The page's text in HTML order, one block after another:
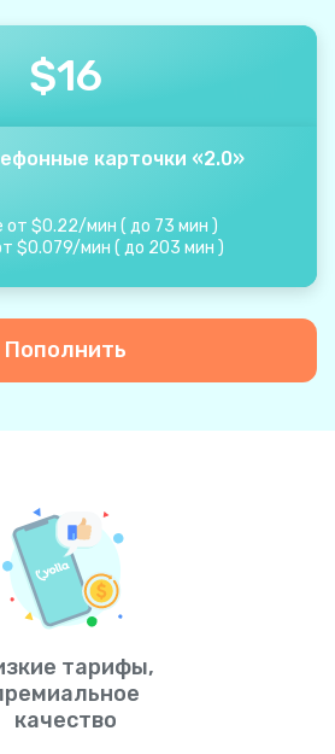
$16
карточки «2.0»
от $0.22/мин ( до 73 мин )
$0.079/мин ( до 203 мин )
Пополнить
тарифы,
качество